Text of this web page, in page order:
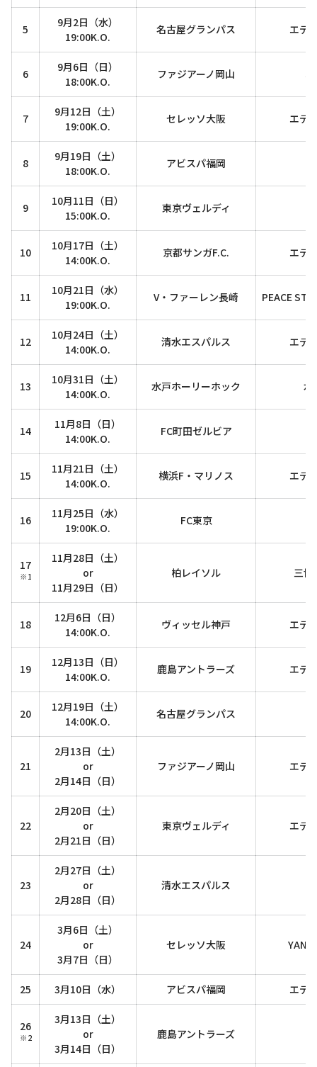
5
9月2日（水）
19:00K.O.
名古屋グランパス エデ
6
9月6日（日）
18:00K.O.
ファジアーノ岡山
7
9月12日（土）
19:00K.O.
セレッソ大阪 エデ
8
9月19日（土）
18:00K.O.
アビスパ福岡
9
10月11日（日）
15:00K.O.
東京ヴェルディ
10
10月17日（土）
14:00K.O.
京都サンガF.C. エデ
11
10月21日（水）
19:00K.O.
V・ファーレン長崎 PEACE
12
10月24日（土）
14:00K.O.
清水エスパルス エデ
13
10月31日（土）
14:00K.O.
水戸ホーリーホック 水
14
11月8日（日）
14:00K.O.
FC町田ゼルビア
15
11月21日（土）
14:00K.O.
横浜F・マリノス エデ
16
11月25日（水）
19:00K.O.
FC東京
17
※1
11月28日（土）
or
11月29日（日）
柏レイソル 三協
18
12月6日（日）
14:00K.O.
ヴィッセル神戸 エデ
19
12月13日（日）
14:00K.O.
鹿島アントラーズ エデ
20
12月19日（土）
14:00K.O.
名古屋グランパス
21
2月13日（土）
or
2月14日（日）
ファジアーノ岡山 エデ
22
2月20日（土）
or
2月21日（日）
東京ヴェルディ エデ
23
2月27日（土）
or
2月28日（日）
清水エスパルス
24
3月6日（土）
or
3月7日（日）
セレッソ大阪
25 3月10日（水） アビスパ福岡 エデ
26
※2
3月13日（土）
or
3月14日（日）
鹿島アントラーズ